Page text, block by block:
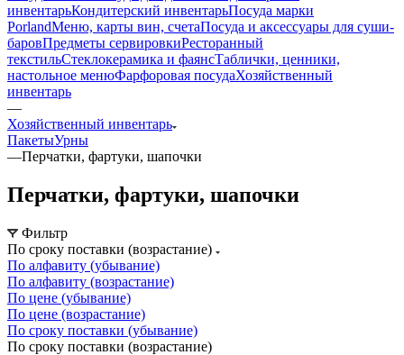
инвентарьКондитерский инвентарьПосуда марки
PorlandМеню, карты вин, счетаПосуда и аксессуары для суши-
баровПредметы сервировкиРесторанный
текстильСтеклокерамика и фаянсТаблички, ценники,
настольное менюФарфоровая посудаХозяйственный
инвентарь
—
Хозяйственный инвентарь
ПакетыУрны
—Перчатки, фартуки, шапочки
Перчатки, фартуки, шапочки
Фильтр
По сроку поставки (возрастание)
По алфавиту (убывание)
По алфавиту (возрастание)
По цене (убывание)
По цене (возрастание)
По сроку поставки (убывание)
По сроку поставки (возрастание)